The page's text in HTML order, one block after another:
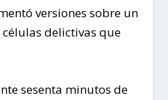
versiones sobre un
delictivas que
sesenta minutos de